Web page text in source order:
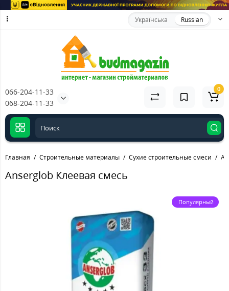
Українська Russian
066-204-11-33
068-204-11-33
0
Главная Строительные материалы Сухие строительные смеси
Anserglob Клеевая смесь
Популярный